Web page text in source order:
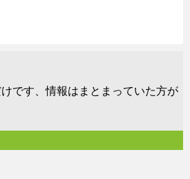
です、情報はまとまっていた方が